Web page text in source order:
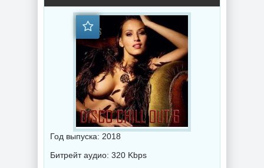
Год выпуска: 2018
Битрейт аудио: 320 Kbps